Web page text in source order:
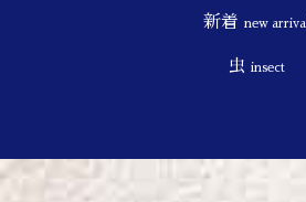
新着 new arrival
虫 insect